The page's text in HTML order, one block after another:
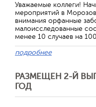
Уважаемые коллеги!
мероприятий в
внимания орфанные
малоисследованные
менее 10 случаев на
подробнее
РАЗМЕЩЕН 2-Й
ГОД